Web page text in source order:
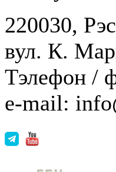
220030,
вул. К.
Тэлефон /
e-mail: